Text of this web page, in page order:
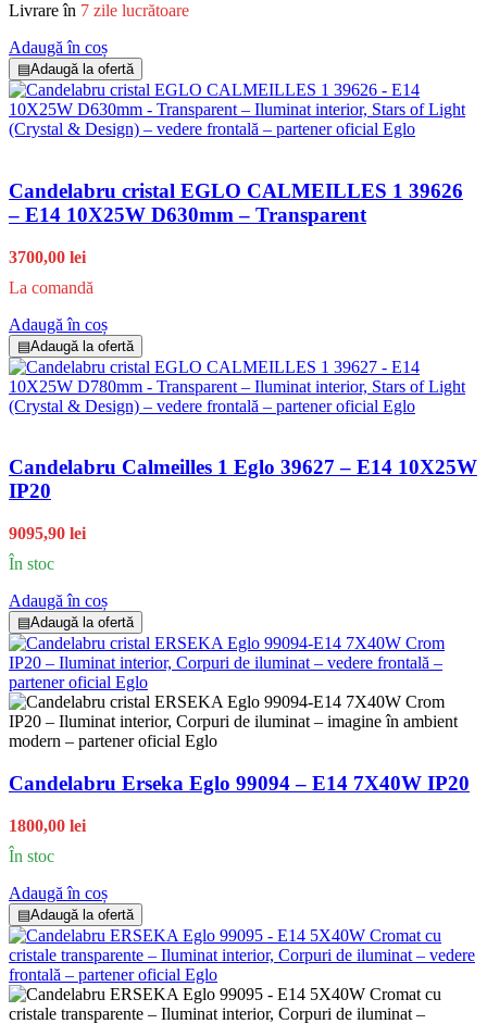
Livrare în 7 zile lucrătoare
Adaugă în coș
▤Adaugă la ofertă
Candelabru cristal EGLO CALMEILLES 1 39626
– E14 10X25W D630mm – Transparent
3700,00 lei
La comandă
Adaugă în coș
▤Adaugă la ofertă
Candelabru Calmeilles 1 Eglo 39627 – E14 10X25W
IP20
9095,90 lei
În stoc
Adaugă în coș
▤Adaugă la ofertă
Candelabru Erseka Eglo 99094 – E14 7X40W IP20
1800,00 lei
În stoc
Adaugă în coș
▤Adaugă la ofertă